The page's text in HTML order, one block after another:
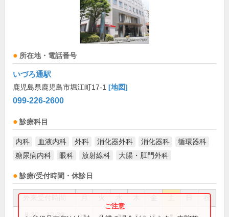
所在地・電話番号
いづろ通駅
鹿児島県鹿児島市堀江町17-1 [地図]
099-226-2600
診療科目
内科 血液内科 外科 消化器外科 消化器科
循環器科
糖尿病内科
眼科 放射線科 大腸・肛門外科
診療/受付時間・休診日
祝
8:30～12:30 ● ● ● ● ●